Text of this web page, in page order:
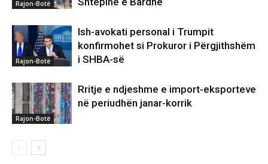
Rajon-Botë
Rajon-Botë
Ish-avokati personal i Trumpit
konfirmohet si Prokuror i Përgjithshëm
i SHBA-së
Rajon-Botë
Rritje e ndjeshme e import-eksporteve
në periudhën janar-korrik